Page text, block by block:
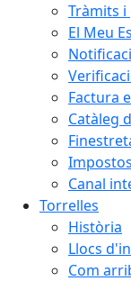
Tràmits
El Meu
Factura
Catàleg
Impostos
Canal
Torrelles
Història
Llocs
Com